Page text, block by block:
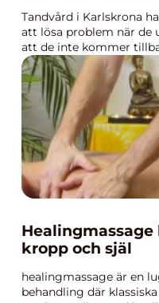
Tandvård i Karlskrona
att lösa problem när de
att de inte kommer
Healingmassage beröring som stödjer
kropp och själ
healingmassage är en
behandling där